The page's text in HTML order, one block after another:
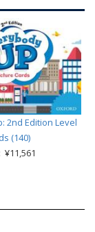
2nd Edition Level
(140)